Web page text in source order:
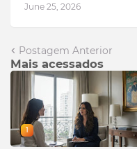
June 25, 2026
Postagem Anterior
Mais acessados
1